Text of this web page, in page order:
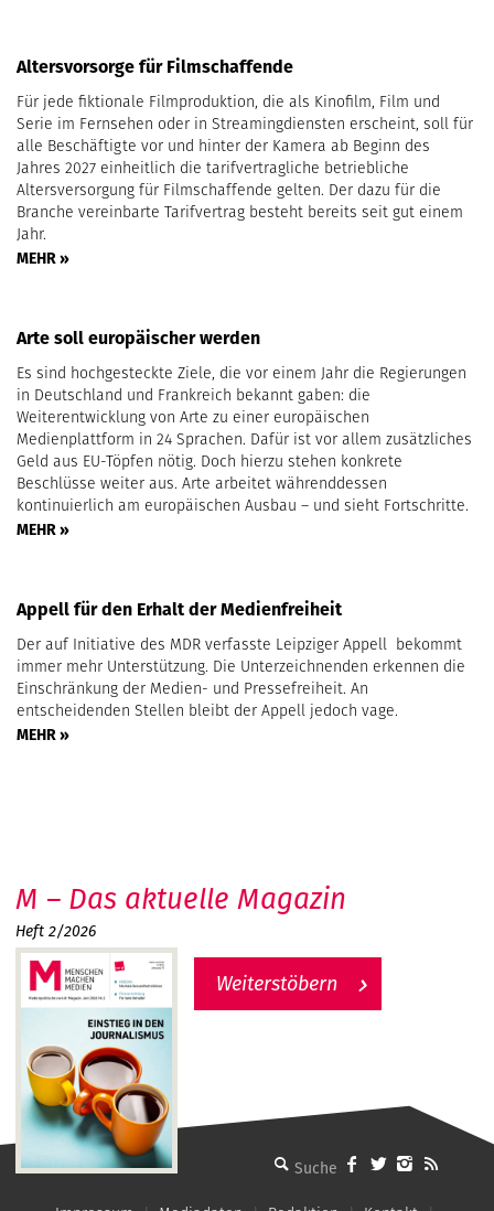
Altersvorsorge für Filmschaffende
Für jede fiktionale Filmproduktion, die als Kinofilm, Film und
Serie im Fernsehen oder in Streamingdiensten erscheint, soll für
alle Beschäftigte vor und hinter der Kamera ab Beginn des
Jahres 2027 einheitlich die tarifvertragliche betriebliche
Altersversorgung für Filmschaffende gelten. Der dazu für die
Branche vereinbarte Tarifvertrag besteht bereits seit gut einem
Jahr.
MEHR »
Arte soll europäischer werden
Es sind hochgesteckte Ziele, die vor einem Jahr die Regierungen
in Deutschland und Frankreich bekannt gaben: die
Weiterentwicklung von Arte zu einer europäischen
Medienplattform in 24 Sprachen. Dafür ist vor allem zusätzliches
Geld aus EU-Töpfen nötig. Doch hierzu stehen konkrete
Beschlüsse weiter aus. Arte arbeitet währenddessen
kontinuierlich am europäischen Ausbau – und sieht Fortschritte.
MEHR »
Appell für den Erhalt der Medienfreiheit
Der auf Initiative des MDR verfasste Leipziger Appell bekommt
immer mehr Unterstützung. Die Unterzeichnenden erkennen die
Einschränkung der Medien- und Pressefreiheit. An
entscheidenden Stellen bleibt der Appell jedoch vage.
MEHR »
MMM - Menschen machen Medien
M – Das aktuelle Magazin
Heft 2/2026
Weiterstöbern